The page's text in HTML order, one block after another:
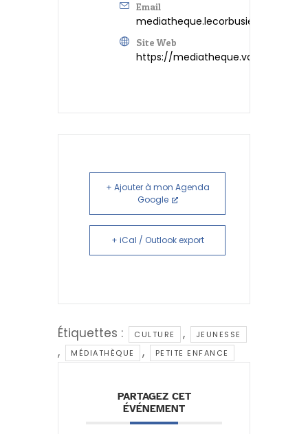
Email
Site Web
https://mediatheque.valdereuil.fr
+ Ajouter à mon Agenda
Google
+ iCal / Outlook export
Étiquettes : CULTURE , JEUNESSE
, MÉDIATHÈQUE , PETITE ENFANCE
PARTAGEZ CET
ÉVÉNEMENT